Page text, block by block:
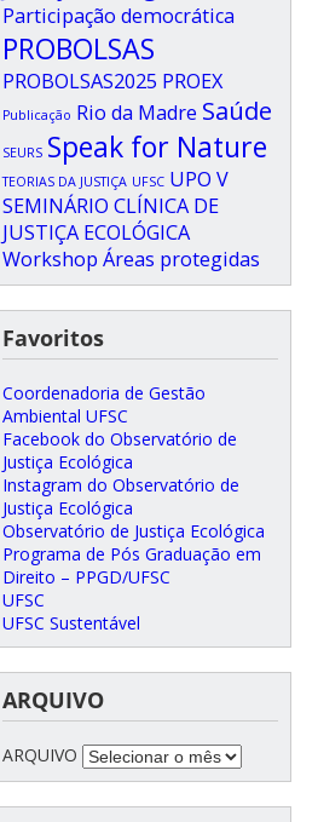
Participação democrática
PROBOLSAS
PROBOLSAS2025 PROEX
Publicação Rio da Madre Saúde
SEURS Speak for Nature
TEORIAS DA JUSTIÇA UFSC UPO V
SEMINÁRIO CLÍNICA DE
JUSTIÇA ECOLÓGICA
Workshop Áreas protegidas
Favoritos
Coordenadoria de Gestão
Ambiental UFSC
Facebook do Observatório de
Justiça Ecológica
Instagram do Observatório de
Justiça Ecológica
Observatório de Justiça Ecológica
Programa de Pós Graduação em
Direito – PPGD/UFSC
UFSC
UFSC Sustentável
ARQUIVO
ARQUIVO